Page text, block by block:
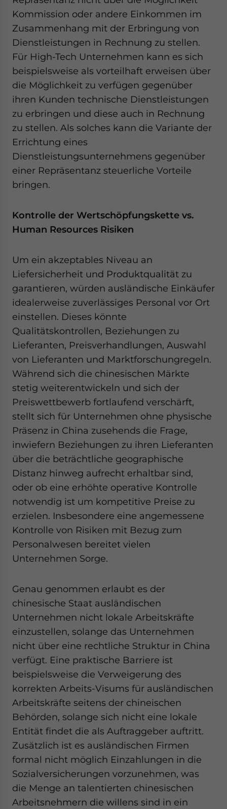
Kommission oder andere Einkommen im
Zusammenhang mit der Erbringung von
Dienstleistungen in Rechnung zu stellen.
Für High-Tech Unternehmen kann es sich
beispielsweise als vorteilhaft erweisen über
die Möglichkeit zu verfügen gegenüber
ihren Kunden technische Dienstleistungen
zu erbringen und diese auch in Rechnung
zu stellen. Als solches kann die Variante der
Errichtung eines
Dienstleistungsunternehmens gegenüber
einer Repräsentanz steuerliche Vorteile
bringen.
Kontrolle der Wertschöpfungskette vs.
Human Resources Risiken
Um ein akzeptables Niveau an
Liefersicherheit und Produktqualität zu
garantieren, würden ausländische Einkäufer
idealerweise zuverlässiges Personal vor Ort
einstellen. Dieses könnte
Qualitätskontrollen, Beziehungen zu
Lieferanten, Preisverhandlungen, Auswahl
von Lieferanten und Marktforschungregeln.
Während sich die chinesischen Märkte
stetig weiterentwickeln und sich der
Preiswettbewerb fortlaufend verschärft,
stellt sich für Unternehmen ohne physische
Präsenz in China zusehends die Frage,
inwiefern Beziehungen zu ihren Lieferanten
über die beträchtliche geographische
Distanz hinweg aufrecht erhaltbar sind,
oder ob eine erhöhte operative Kontrolle
notwendig ist um kompetitive Preise zu
erzielen. Insbesondere eine angemessene
Kontrolle von Risiken mit Bezug zum
Personalwesen bereitet vielen
Unternehmen Sorge.
Genau genommen erlaubt es der
chinesische Staat ausländischen
Unternehmen nicht lokale Arbeitskräfte
einzustellen, solange das Unternehmen
nicht über eine rechtliche Struktur in China
verfügt. Eine praktische Barriere ist
beispielsweise die Verweigerung des
korrekten Arbeits-Visums für ausländischen
Arbeitskräfte seitens der chineischen
Behörden, solange sich nicht eine lokale
Entität findet die als Auftraggeber auftritt.
Zusätzlich ist es ausländischen Firmen
formal nicht möglich Einzahlungen in die
Sozialversicherungen vorzunehmen, was
die Menge an talentierten chinesischen
Arbeitsnehmern die willens sind in ein